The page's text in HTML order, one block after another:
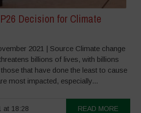
Decision for Climate
2021 | Source Climate change
billions of lives, with billions
that have done the least to cause
most impacted, especially...
at 18:28 READ MORE